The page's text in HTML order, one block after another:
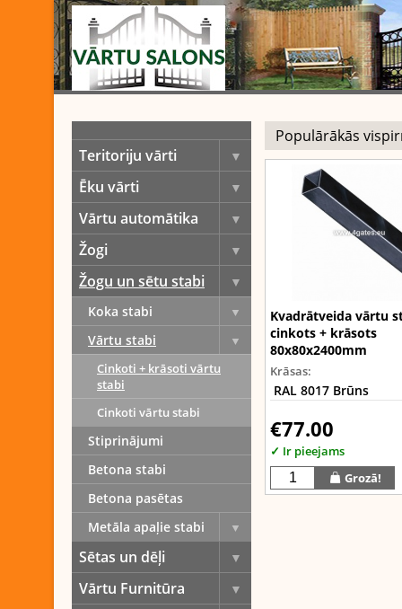
Teritoriju vārti
Ēku vārti
Vārtu automātika
Žogi
Žogu un sētu stabi
Koka stabi
Vārtu stabi
Cinkoti + krāsoti vārtu
stabi
Cinkoti vārtu stabi
Stiprinājumi
Betona stabi
Betona pasētas
Metāla apaļie stabi
Sētas un dēļi
Vārtu Furnitūra
Kvadrātveida vārtu
cinkots + krāsots
80x80x2400mm
Krāsas:
€77.00
✓ Ir pieejams
Grozā!